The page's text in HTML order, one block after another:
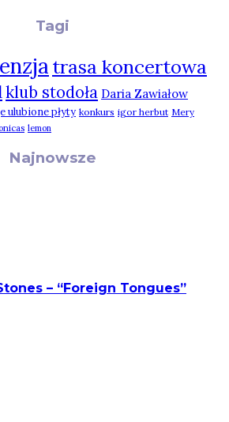
Tagi
trasa koncertowa
klub stodoła Daria Zawiałow
ulubione płyty konkurs igor herbut Mery
lemon
Najnowsze
– “Foreign Tongues”